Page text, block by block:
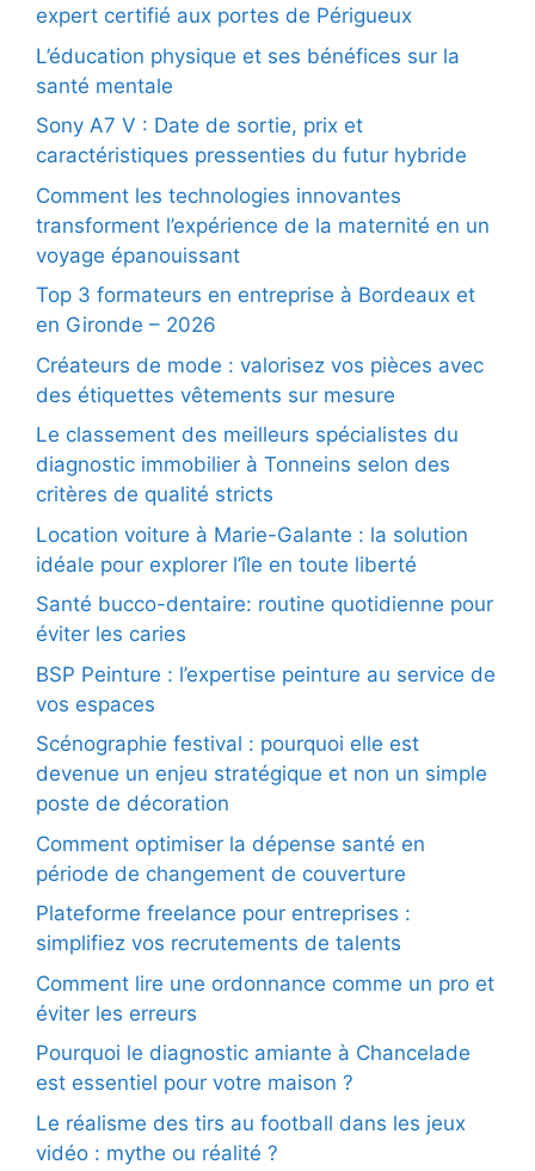
expert certifié aux portes de Périgueux
L’éducation physique et ses bénéfices sur la
santé mentale
Sony A7 V : Date de sortie, prix et
caractéristiques pressenties du futur hybride
Comment les technologies innovantes
transforment l’expérience de la maternité en un
voyage épanouissant
Top 3 formateurs en entreprise à Bordeaux et
en Gironde – 2026
Créateurs de mode : valorisez vos pièces avec
des étiquettes vêtements sur mesure
Le classement des meilleurs spécialistes du
diagnostic immobilier à Tonneins selon des
critères de qualité stricts
Location voiture à Marie-Galante : la solution
idéale pour explorer l’île en toute liberté
Santé bucco-dentaire: routine quotidienne pour
éviter les caries
BSP Peinture : l’expertise peinture au service de
vos espaces
Scénographie festival : pourquoi elle est
devenue un enjeu stratégique et non un simple
poste de décoration
Comment optimiser la dépense santé en
période de changement de couverture
Plateforme freelance pour entreprises :
simplifiez vos recrutements de talents
Comment lire une ordonnance comme un pro et
éviter les erreurs
Pourquoi le diagnostic amiante à Chancelade
est essentiel pour votre maison ?
Le réalisme des tirs au football dans les jeux
vidéo : mythe ou réalité ?